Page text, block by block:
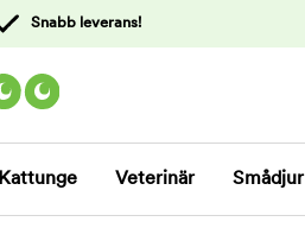
Snabb leverans!
Kattunge Veterinär Smådjur